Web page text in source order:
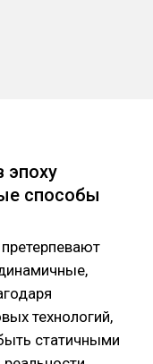
эпоху
способы
технологий,
статичными